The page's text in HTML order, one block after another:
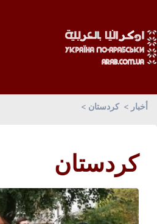
أخبار كردستان
كردستان